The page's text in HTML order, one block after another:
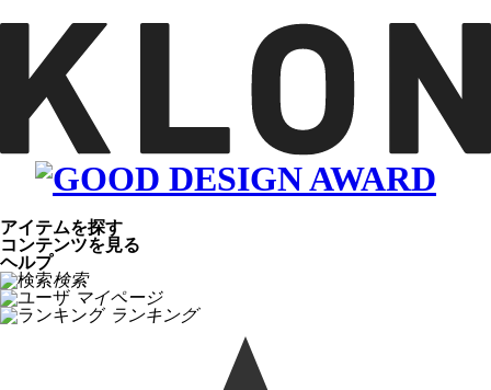
アイテムを探す
コンテンツを見る
ヘルプ
検索
マイページ
ランキング